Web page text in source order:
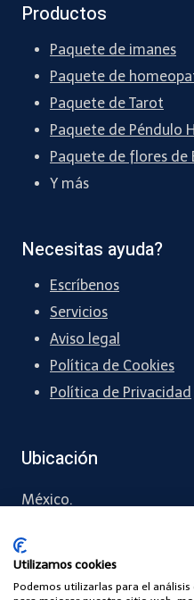
Productos
Paquete de imanes
Paquete de
Paquete de Tarot
Paquete de Péndulo
Paquete de flores de
Y más
Necesitas ayuda?
Escríbenos
Servicios
Aviso legal
Política de Cookies
Política de Privacidad
Ubicación
México.
55 6071 4371
contacto
Utilizamos cookies
Podemos utilizarlas para el